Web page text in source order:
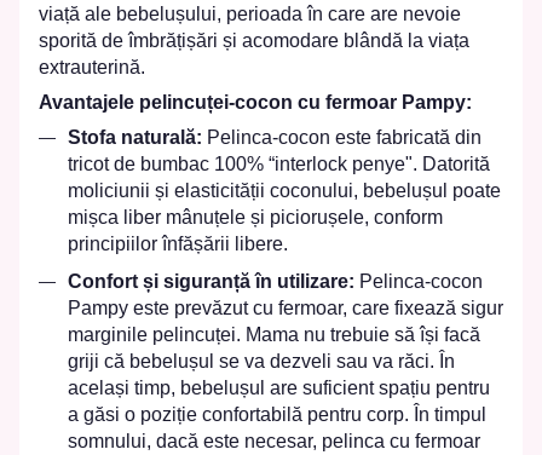
viață ale bebelușului, perioada în care are nevoie
sporită de îmbrățișări și acomodare blândă la viața
extrauterină.
Avantajele pelincuței-cocon cu fermoar Pampy:
Stofa naturală: Pelinca-cocon este fabricată din
tricot de bumbac 100% “interlock penye". Datorită
moliciunii și elasticității coconului, bebelușul poate
mișca liber mânuțele și piciorușele, conform
principiilor înfășării libere.
Confort și siguranță în utilizare: Pelinca-cocon
Pampy este prevăzut cu fermoar, care fixează sigur
marginile pelincuței. Mama nu trebuie să își facă
griji că bebelușul se va dezveli sau va răci. În
același timp, bebelușul are suficient spațiu pentru
a găsi o poziție confortabilă pentru corp. În timpul
somnului, dacă este necesar, pelinca cu fermoar